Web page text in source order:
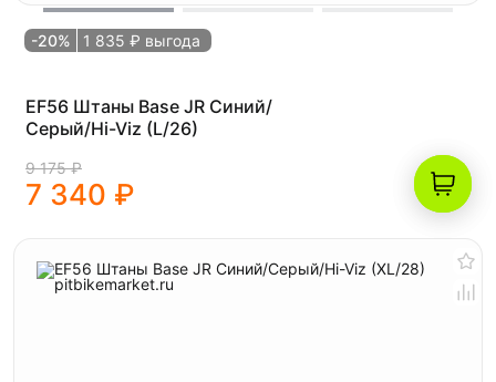
-20% 1 835 ₽ выгода
EF56 Штаны Base JR Синий/
Серый/Hi-Viz (L/26)
9 175 ₽
7 340 ₽